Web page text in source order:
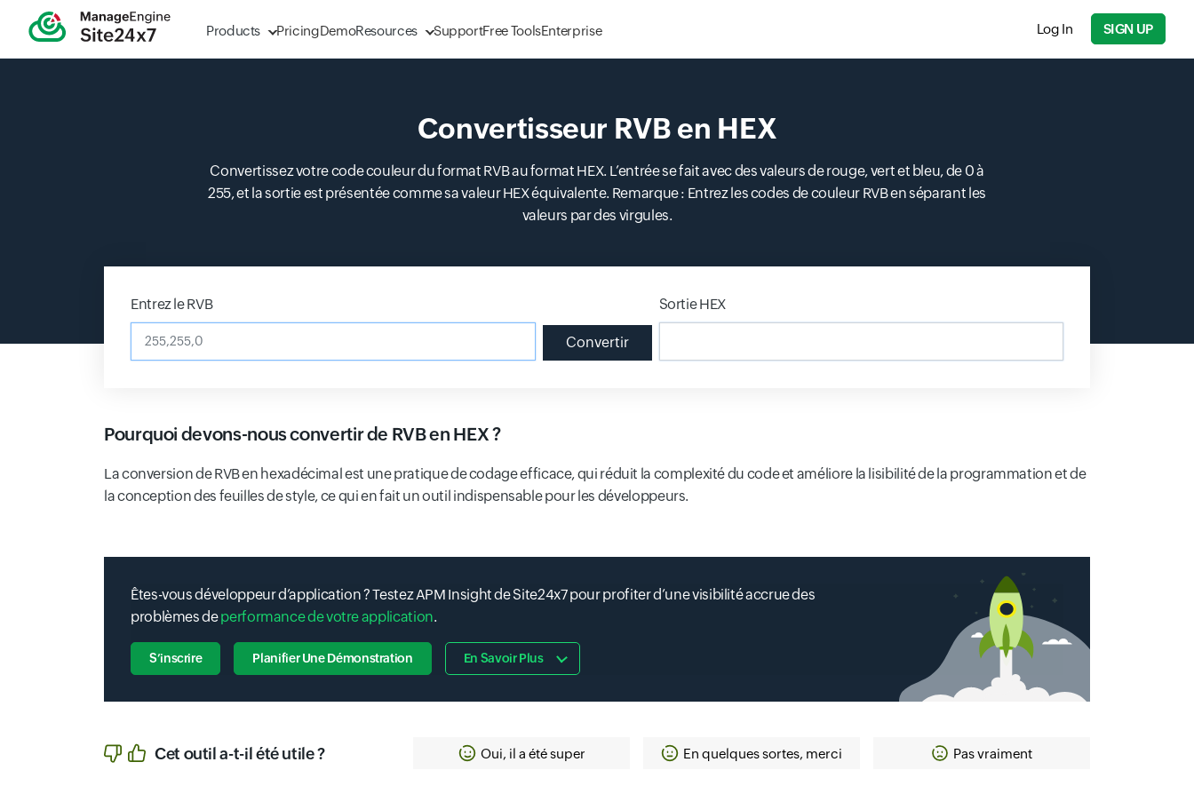
Products PricingDemoResources SupportFree ToolsEnterprise Log In SIGN UP
Convertisseur RVB en HEX
Convertissez votre code couleur du format RVB au format HEX. L’entrée se fait avec des valeurs de rouge, vert et bleu, de 0 à
255, et la sortie est présentée comme sa valeur HEX équivalente. Remarque : Entrez les codes de couleur RVB en séparant les
valeurs par des virgules.
Entrez le RVB255,255,0
Convertir
Sortie HEXInput field
Pourquoi devons-nous convertir de RVB en HEX ?
La conversion de RVB en hexadécimal est une pratique de codage efficace, qui réduit la complexité du code et améliore la lisibilité de la programmation et de
la conception des feuilles de style, ce qui en fait un outil indispensable pour les développeurs.
Êtes-vous développeur d’application ? Testez APM Insight de Site24x7 pour profiter d’une visibilité accrue des
problèmes deperformance de votre application.
S’inscrire Planifier Une Démonstration En Savoir Plus
Cet outil a-t-il été utile ? Oui, il a été super En quelques sortes, merci Pas vraiment